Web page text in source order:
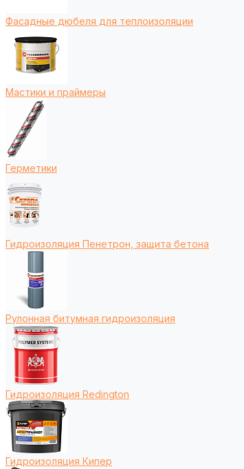
Фасадные дюбеля для теплоизоляции
Мастики и праймеры
Герметики
Гидроизоляция Пенетрон, защита бетона
Рулонная битумная гидроизоляция
Гидроизоляция Redington
Гидроизоляция Кипер